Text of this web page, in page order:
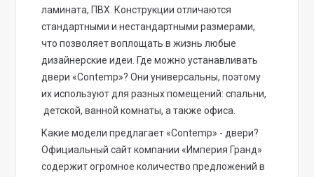
ламината, ПВХ. Конструкции отличаются
стандартными и нестандартными размерами,
что позволяет воплощать в жизнь любые
дизайнерские идеи. Где можно устанавливать
двери «Contemp»? Они универсальны, поэтому
их используют для разных помещений: спальни,
детской, ванной комнаты, а также офиса.
Какие модели предлагает «Contemp» - двери?
Официальный сайт компании «Империя Гранд»
содержит огромное количество предложений в